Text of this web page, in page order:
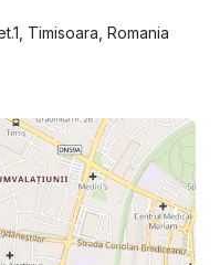
Timisoara, Romania